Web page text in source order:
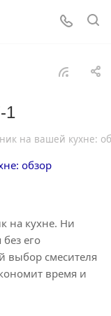
1
на вашей кухне:
на кухне. Ни
его
выбор смесителя
время и